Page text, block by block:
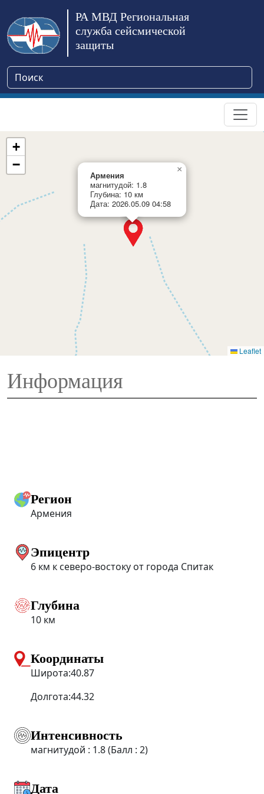
РА МВД Региональная
служба сейсмической
защиты
Армения
магнитудой: 1.8
Глубина: 10 км
Дата: 2026.05.09 04:58
×
+
−
Leaflet
Информация
Регион
Армения
Эпицентр
6 км к северо-востоку от города Спитак
Глубина
10 км
Координаты
Широта:40.87
Долгота:44.32
Интенсивность
магнитудой : 1.8 (Балл : 2)
Дата